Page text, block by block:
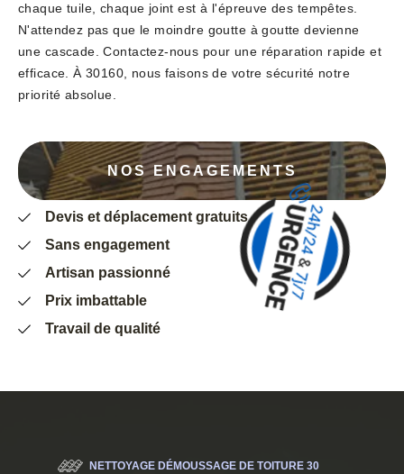
chaque tuile, chaque joint est à l'épreuve des tempêtes.
N'attendez pas que le moindre goutte à goutte devienne
une cascade. Contactez-nous pour une réparation rapide et
efficace. À 30160, nous faisons de votre sécurité notre
priorité absolue.
NOS ENGAGEMENTS
Devis et déplacement gratuits
Sans engagement
Artisan passionné
Prix imbattable
Travail de qualité
NETTOYAGE DÉMOUSSAGE DE TOITURE 30